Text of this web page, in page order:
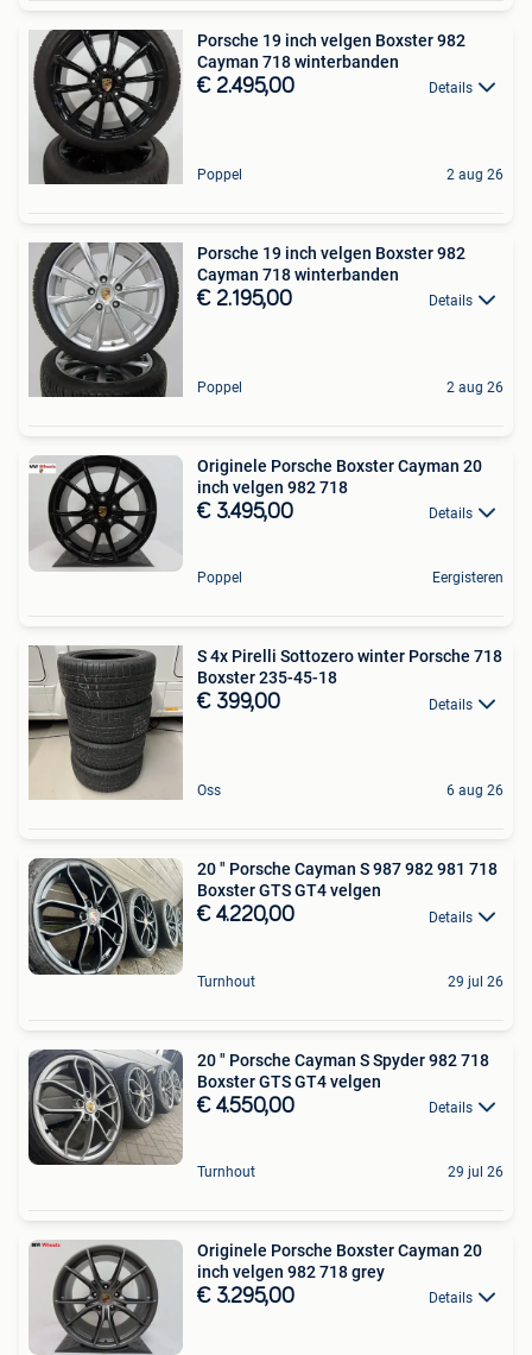
Porsche 19 inch velgen Boxster 982
Cayman 718 winterbanden
€ 2.495,00 Details
Poppel 2 aug 26
Porsche 19 inch velgen Boxster 982
Cayman 718 winterbanden
€ 2.195,00 Details
Poppel 2 aug 26
Originele Porsche Boxster Cayman 20
inch velgen 982 718
€ 3.495,00 Details
Poppel Eergisteren
S 4x Pirelli Sottozero winter Porsche 718
Boxster 235-45-18
€ 399,00 Details
Oss 6 aug 26
20 " Porsche Cayman S 987 982 981 718
Boxster GTS GT4 velgen
€ 4.220,00 Details
Turnhout 29 jul 26
20 " Porsche Cayman S Spyder 982 718
Boxster GTS GT4 velgen
€ 4.550,00 Details
Turnhout 29 jul 26
Originele Porsche Boxster Cayman 20
inch velgen 982 718 grey
€ 3.295,00 Details